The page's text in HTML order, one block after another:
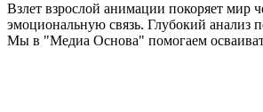
Взлет взрослой анимации покоряет мир
эмоциональную связь. Глубокий анализ
Мы в "Медиа Основа" помогаем